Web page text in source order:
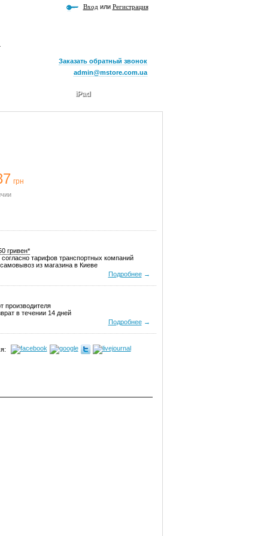
грн
гривен*
согласно тарифов транспортных компаний
из магазина в Киеве
Подробнее→
производителя
в течении 14 дней
Подробнее→
Вход или Регистрация
Заказать обратный звонок
admin@mstore.com.ua
iPad